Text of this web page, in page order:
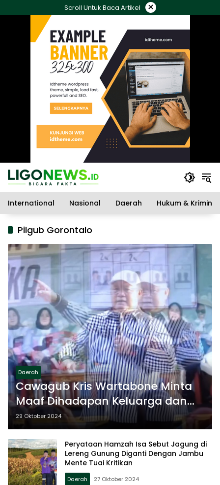
ke
Scroll Untuk Baca Artikel ×
International Nasional Daerah Hukum & Kriminal
Pilgub Gorontalo
Daerah
Cawagub Kris Wartabone Minta
Maaf Dihadapan Keluarga dan
Masyarakat Bone Bolango
29 Oktober 2024
Peryataan Hamzah Isa Sebut Jagung di
Lereng Gunung Diganti Dengan Jambu
Mente Tuai Kritikan
Daerah 27 Oktober 2024